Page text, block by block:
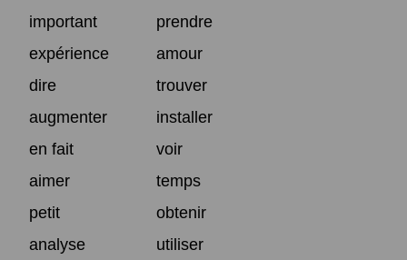
important
prendre
expérience
amour
dire
trouver
augmenter
installer
en fait
voir
aimer
temps
petit
obtenir
analyse
utiliser